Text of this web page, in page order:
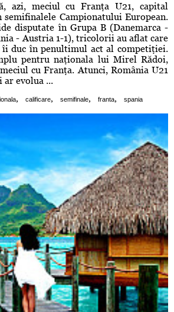
azi, meciul cu Franţa U21, capital
Campionatului European.
disputate în Grupa B (Danemarca -
- Austria 1-1), tricolorii au aflat care
îi duc în penultimul act al competiţiei.
pentru naţionala lui Mirel Rădoi,
cu Franţa. Atunci, România U21
ar evolua ...
, calificare, semifinale, franta, spania